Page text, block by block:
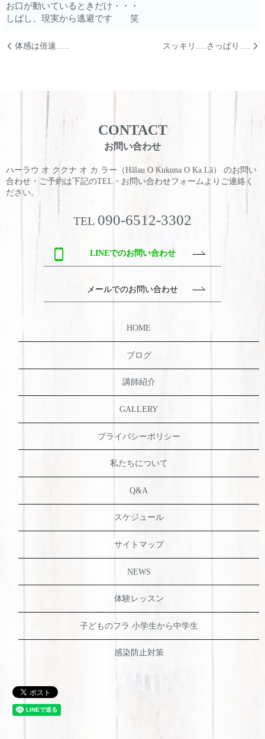
お口が動いているときだけ・・・
しばし、現実から逃避です 笑
体感は倍速….. スッキリ….さっぱり….
CONTACT
お問い合わせ
ハーラウ オ ククナ オ カ ラー（Hālau O Kukuna O Ka Lā） のお問い
合わせ・ご予約は下記のTEL・お問い合わせフォームよりご連絡く
ださい。
TEL 090-6512-3302
LINEでのお問い合わせ
メールでのお問い合わせ
HOME
ブログ
講師紹介
GALLERY
プライバシーポリシー
私たちについて
Q&A
スケジュール
サイトマップ
NEWS
体験レッスン
子どものフラ 小学生から中学生
感染防止対策